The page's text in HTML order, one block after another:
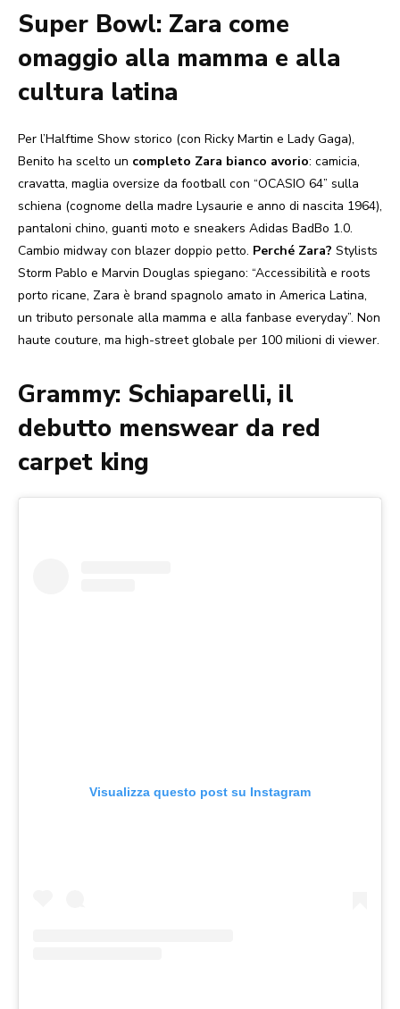
Super Bowl: Zara come
omaggio alla mamma e alla
cultura latina
Per l’Halftime Show storico (con Ricky Martin e Lady Gaga),
Benito ha scelto un completo Zara bianco avorio: camicia,
cravatta, maglia oversize da football con “OCASIO 64” sulla
schiena (cognome della madre Lysaurie e anno di nascita 1964),
pantaloni chino, guanti moto e sneakers Adidas BadBo 1.0.
Cambio midway con blazer doppio petto. Perché Zara? Stylists
Storm Pablo e Marvin Douglas spiegano: “Accessibilità e roots
porto ricane, Zara è brand spagnolo amato in America Latina,
un tributo personale alla mamma e alla fanbase everyday”. Non
haute couture, ma high-street globale per 100 milioni di viewer.
Grammy: Schiaparelli, il
debutto menswear da red
carpet king
Visualizza questo post su Instagram